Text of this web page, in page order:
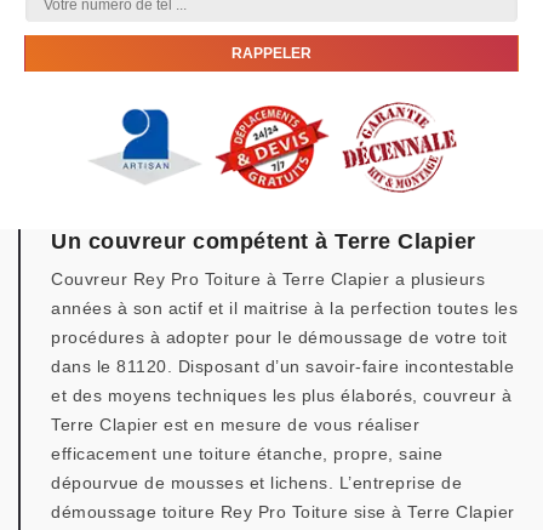
Un couvreur compétent à Terre Clapier
Couvreur Rey Pro Toiture à Terre Clapier a plusieurs
années à son actif et il maitrise à la perfection toutes les
procédures à adopter pour le démoussage de votre toit
dans le 81120. Disposant d’un savoir-faire incontestable
et des moyens techniques les plus élaborés, couvreur à
Terre Clapier est en mesure de vous réaliser
efficacement une toiture étanche, propre, saine
dépourvue de mousses et lichens. L’entreprise de
démoussage toiture Rey Pro Toiture sise à Terre Clapier